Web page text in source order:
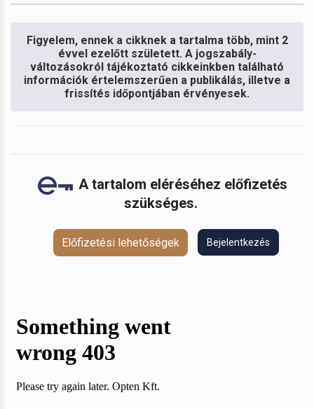
Figyelem, ennek a cikknek a tartalma több, mint 2
évvel ezelőtt született. A jogszabály-
változásokról tájékoztató cikkeinkben található
információk értelemszerűen a publikálás, illetve a
frissítés időpontjában érvényesek.
A tartalom eléréséhez előfizetés
szükséges.
Előfizetési lehetőségek Bejelentkezés